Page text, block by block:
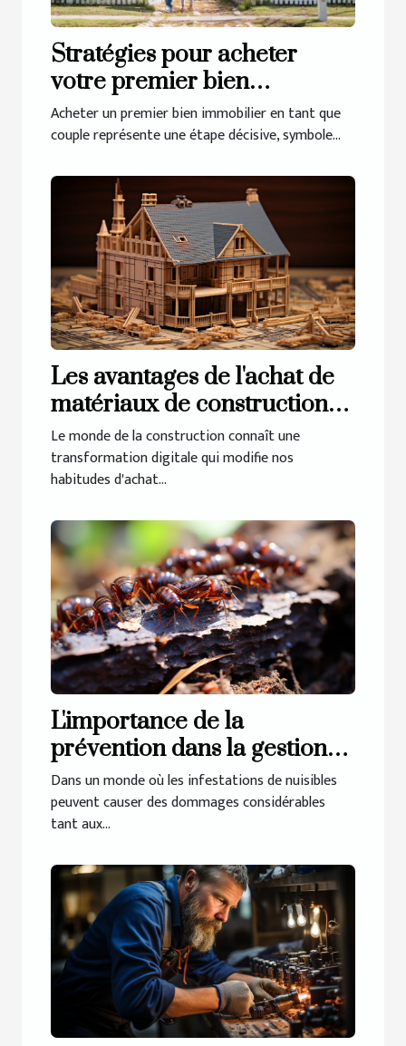
Stratégies pour acheter
votre premier bien
immobilier en couple
Acheter un premier bien immobilier en tant que
couple représente une étape décisive, symbole...
Les avantages de l'achat de
matériaux de construction
en ligne
Le monde de la construction connaît une
transformation digitale qui modifie nos
habitudes d'achat...
L'importance de la
prévention dans la gestion
des infestations de nuisibles
Dans un monde où les infestations de nuisibles
peuvent causer des dommages considérables
tant aux...